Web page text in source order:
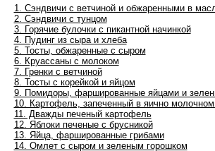
1. Сэндвичи с ветчиной и обжаренными в
2. Сэндвичи с тунцом
3. Горячие булочки с пикантной начинкой
4. Пудинг из сыра и хлеба
5. Тосты, обжаренные с сыром
6. Круассаны с молоком
7. Гренки с ветчиной
8. Тосты с корейкой и яйцом
9. Помидоры, фаршированные яйцами и
10. Картофель, запеченный в яично
11. Дважды печеный картофель
12. Яблоки печеные с брусникой
13. Яйца, фаршированные грибами
14. Омлет с сыром и зеленым горошком